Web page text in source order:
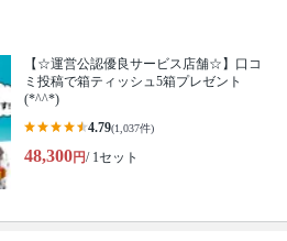
【☆運営公認優良サービス店舗☆】口コ
ミ投稿で箱ティッシュ5箱プレゼント
(*^^*)
4.79(1,037件)
48,300円/ 1セット